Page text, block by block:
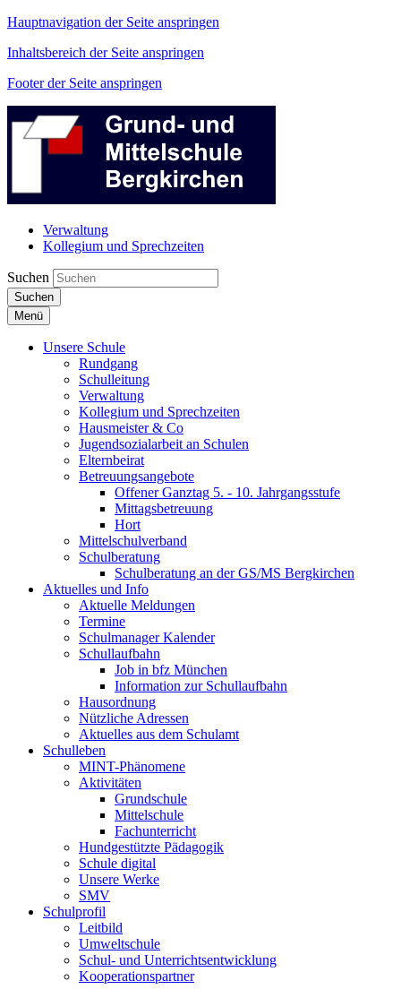
Hauptnavigation der Seite anspringen
Inhaltsbereich der Seite anspringen
Footer der Seite anspringen
Verwaltung
Kollegium und Sprechzeiten
Suchen
Suchen
Menü
Unsere Schule
Rundgang
Schulleitung
Verwaltung
Kollegium und Sprechzeiten
Hausmeister & Co
Jugendsozialarbeit an Schulen
Elternbeirat
Betreuungsangebote
Offener Ganztag 5. - 10. Jahrgangsstufe
Mittagsbetreuung
Hort
Mittelschulverband
Schulberatung
Schulberatung an der GS/MS Bergkirchen
Aktuelles und Info
Aktuelle Meldungen
Termine
Schulmanager Kalender
Schullaufbahn
Job in bfz München
Information zur Schullaufbahn
Hausordnung
Nützliche Adressen
Aktuelles aus dem Schulamt
Schulleben
MINT-Phänomene
Aktivitäten
Grundschule
Mittelschule
Fachunterricht
Hundgestützte Pädagogik
Schule digital
Unsere Werke
SMV
Schulprofil
Leitbild
Umweltschule
Schul- und Unterrichtsentwicklung
Kooperationspartner